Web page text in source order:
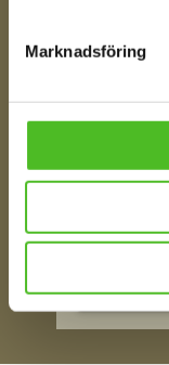
Marknadsföring
Jag
enlighet med i